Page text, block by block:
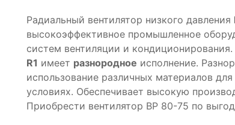
Радиальный вентилятор низкого давления
высокоэффективное промышленное
систем вентиляции и
R1 имеет разнородное исполнение.
использование различных материалов
условиях. Обеспечивает высокую
Приобрести вентилятор ВР 80-75 по